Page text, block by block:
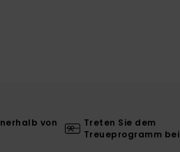
von
Treten Sie dem
Treueprogramm bei